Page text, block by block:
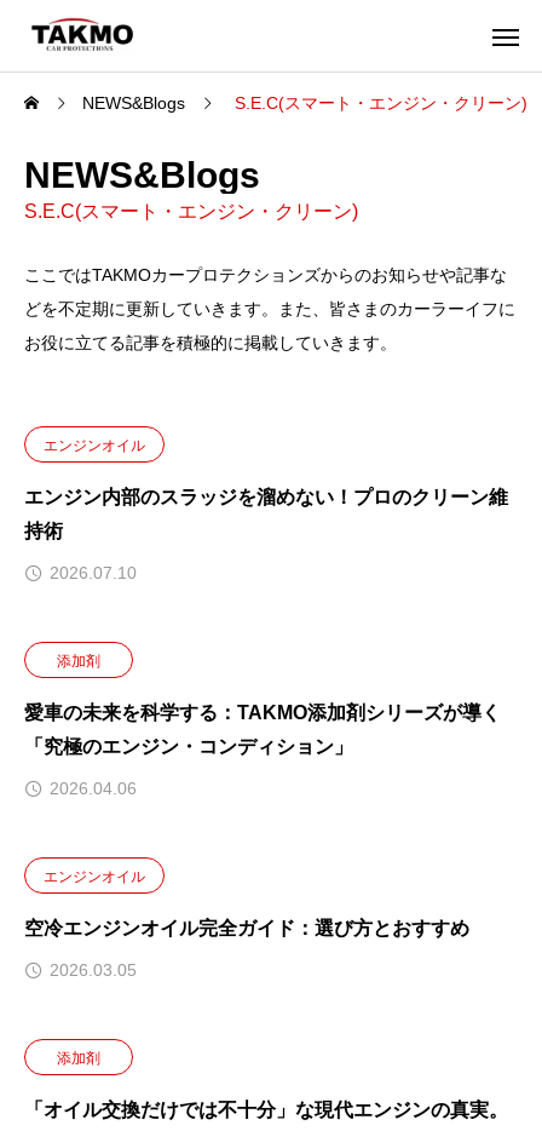
NEWS&Blogs S.E.C(スマート・エンジン・クリーン)
NEWS&Blogs
S.E.C(スマート・エンジン・クリーン)
ここではTAKMOカープロテクションズからのお知らせや記事な
どを不定期に更新していきます。また、皆さまのカーラーイフに
お役に立てる記事を積極的に掲載していきます。
エンジンオイル
エンジン内部のスラッジを溜めない！プロのクリーン維
持術
2026.07.10
添加剤
愛車の未来を科学する：TAKMO添加剤シリーズが導く
「究極のエンジン・コンディション」
2026.04.06
エンジンオイル
空冷エンジンオイル完全ガイド：選び方とおすすめ
2026.03.05
添加剤
「オイル交換だけでは不十分」な現代エンジンの真実。